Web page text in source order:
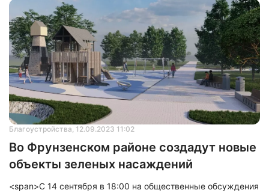
Благоустройства, 12.09.2023 11:02
Во Фрунзенском районе создадут новые
объекты зеленых насаждений
<span>С 14 сентября в 18:00 на общественные обсуждения